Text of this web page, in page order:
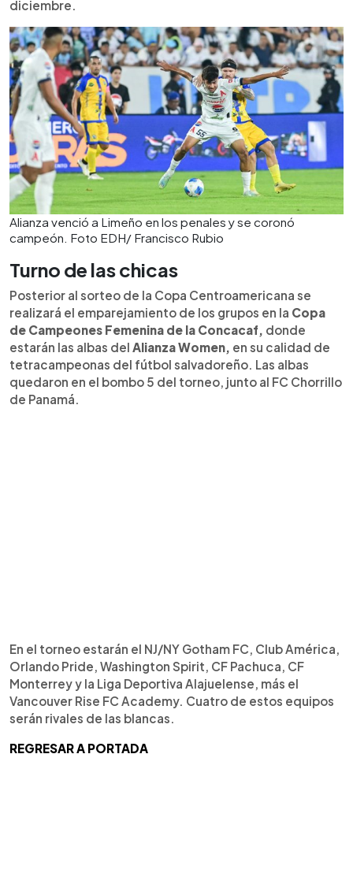
diciembre.
Alianza venció a Limeño en los penales y se coronó
campeón. Foto EDH/ Francisco Rubio
Turno de las chicas
Posterior al sorteo de la Copa Centroamericana se
realizará el emparejamiento de los grupos en la Copa
de Campeones Femenina de la Concacaf, donde
estarán las albas del Alianza Women, en su calidad de
tetracampeonas del fútbol salvadoreño. Las albas
quedaron en el bombo 5 del torneo, junto al FC Chorrillo
de Panamá.
En el torneo estarán el NJ/NY Gotham FC, Club América,
Orlando Pride, Washington Spirit, CF Pachuca, CF
Monterrey y la Liga Deportiva Alajuelense, más el
Vancouver Rise FC Academy. Cuatro de estos equipos
serán rivales de las blancas.
REGRESAR A PORTADA